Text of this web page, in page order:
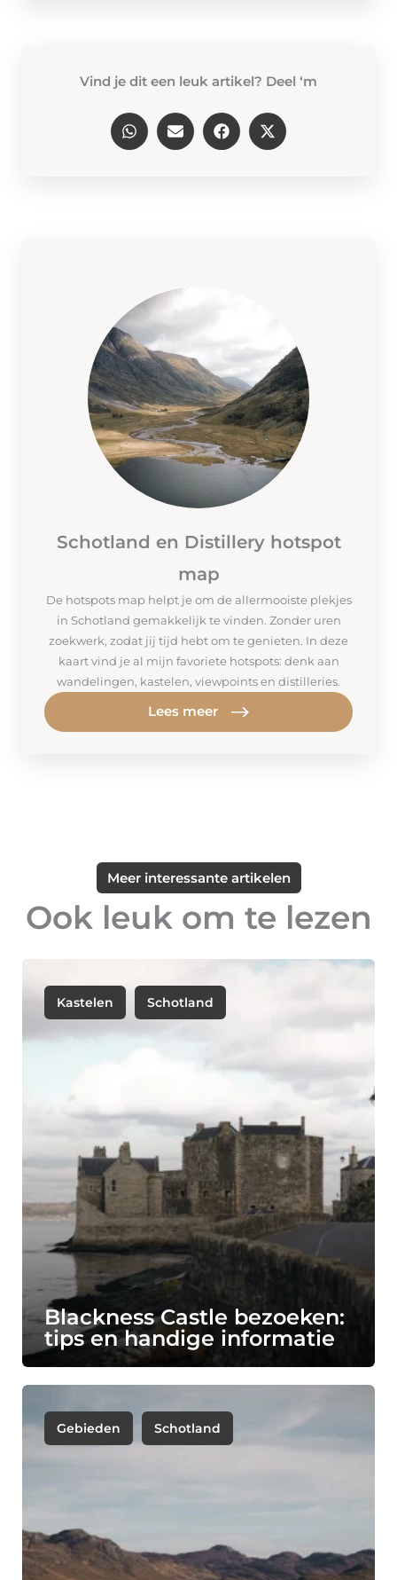
Vind je dit een leuk artikel? Deel ‘m
Schotland en Distillery hotspot
map
De hotspots map helpt je om de allermooiste plekjes
in Schotland gemakkelijk te vinden. Zonder uren
zoekwerk, zodat jij tijd hebt om te genieten. In deze
kaart vind je al mijn favoriete hotspots: denk aan
wandelingen, kastelen, viewpoints en distilleries.
Lees meer
Meer interessante artikelen
Ook leuk om te lezen
Kastelen Schotland
Blackness Castle bezoeken:
tips en handige informatie
Gebieden Schotland